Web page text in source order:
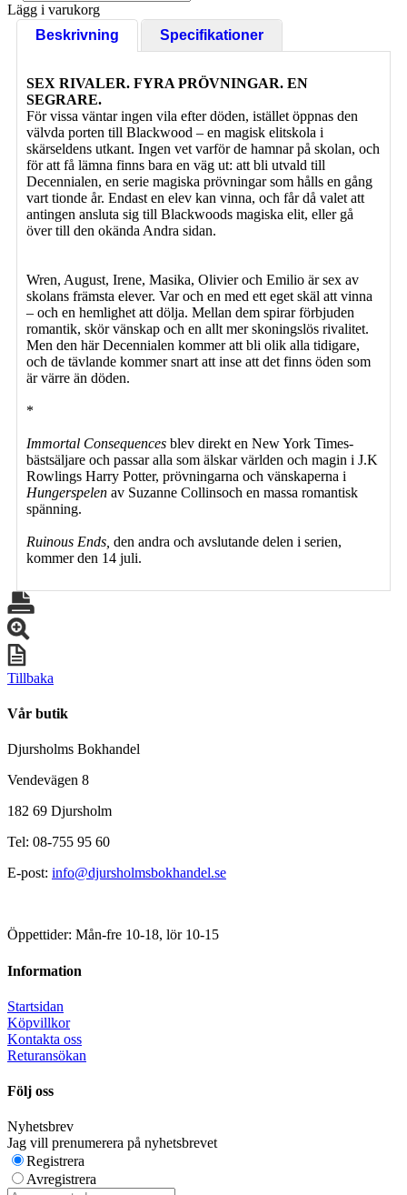
Lägg i varukorg
Beskrivning
Specifikationer
SEX RIVALER. FYRA PRÖVNINGAR. EN
SEGRARE.
För vissa väntar ingen vila efter döden, istället öppnas den
välvda porten till Blackwood – en magisk elitskola i
skärseldens utkant. Ingen vet varför de hamnar på skolan, och
för att få lämna finns bara en väg ut: att bli utvald till
Decennialen, en serie magiska prövningar som hålls en gång
vart tionde år. Endast en elev kan vinna, och får då valet att
antingen ansluta sig till Blackwoods magiska elit, eller gå
över till den okända Andra sidan.
Wren, August, Irene, Masika, Olivier och Emilio är sex av
skolans främsta elever. Var och en med ett eget skäl att vinna
– och en hemlighet att dölja. Mellan dem spirar förbjuden
romantik, skör vänskap och en allt mer skoningslös rivalitet.
Men den här Decennialen kommer att bli olik alla tidigare,
och de tävlande kommer snart att inse att det finns öden som
är värre än döden.
*
Immortal Consequences blev direkt en New York Times-
bästsäljare och passar alla som älskar världen och magin i J.K
Rowlings Harry Potter, prövningarna och vänskaperna i
Hungerspelen av Suzanne Collinsoch en massa romantisk
spänning.
Ruinous Ends, den andra och avslutande delen i serien,
kommer den 14 juli.
Tillbaka
Vår butik
Djursholms Bokhandel
Vendevägen 8
182 69 Djursholm
Tel: 08-755 95 60
E-post: info@djursholmsbokhandel.se
Öppettider: Mån-fre 10-18, lör 10-15
Information
Startsidan
Köpvillkor
Kontakta oss
Returansökan
Följ oss
Nyhetsbrev
Jag vill prenumerera på nyhetsbrevet
Registrera
Avregistrera